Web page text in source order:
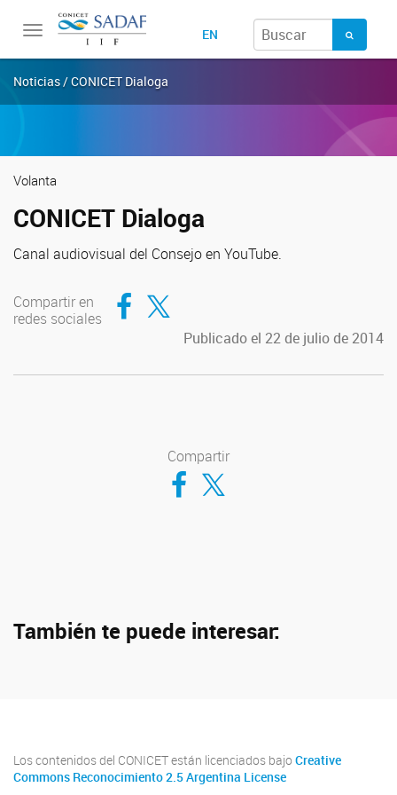
Toggle
EN
Noticias / CONICET Dialoga
Volanta
CONICET Dialoga
Canal audiovisual del Consejo en YouTube.
Compartir en
redes sociales
Compartir en Facebook
Compartir en Twitter
Publicado el 22 de julio de 2014
Compartir
Compartir en Facebook
Compartir en Twitter
También te puede interesar:
Los contenidos del CONICET están licenciados bajo Creative
Commons Reconocimiento 2.5 Argentina License